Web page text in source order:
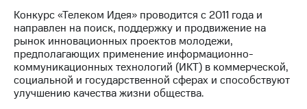
Конкурс «Телеком Идея» проводится с 2011 года и
направлен на поиск, поддержку и продвижение на
рынок инновационных проектов молодежи,
предполагающих применение информационно-
коммуникационных технологий (ИКТ) в коммерческой,
социальной и государственной сферах и способствуют
улучшению качества жизни общества.